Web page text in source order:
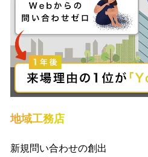
地域工務店
新規問い合わせの創出